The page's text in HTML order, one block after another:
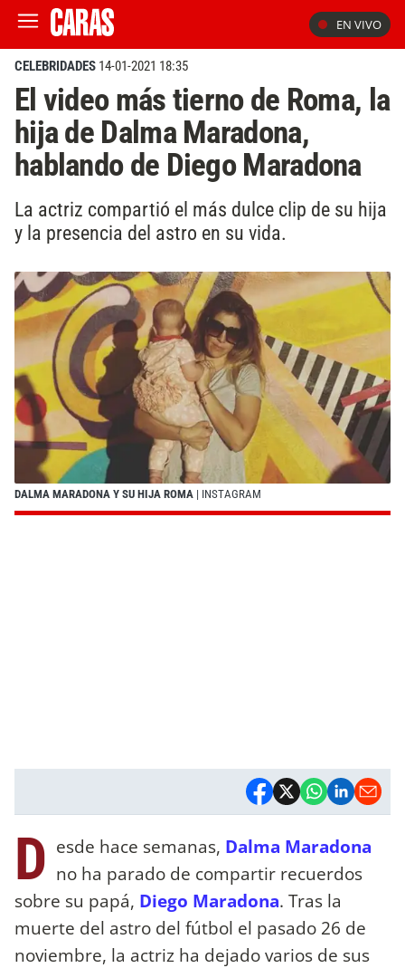
EN VIVO
CELEBRIDADES 14-01-2021 18:35
El video más tierno de Roma, la
hija de Dalma Maradona,
hablando de Diego Maradona
La actriz compartió el más dulce clip de su hija
y la presencia del astro en su vida.
DALMA MARADONA Y SU HIJA ROMA | INSTAGRAM
D esde hace semanas, Dalma Maradona
no ha parado de compartir recuerdos
sobre su papá, Diego Maradona. Tras la
muerte del astro del fútbol el pasado 26 de
noviembre, la actriz ha dejado varios de sus